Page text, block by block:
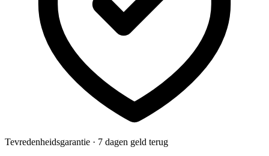
Tevredenheidsgarantie · 7 dagen geld terug